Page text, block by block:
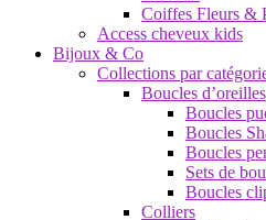
Coiffes Fleurs &
Access cheveux kids
Bijoux & Co
Collections par
Boucles d’oreilles
Boucles
Boucles
Boucles
Sets de
Boucles
Colliers